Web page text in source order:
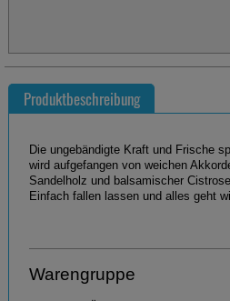
Produktbeschreibung
Die ungebändigte Kraft und Frische
wird aufgefangen von weichen
Sandelholz und balsamischer Cistrose.
Einfach fallen lassen und alles geht
Warengruppe